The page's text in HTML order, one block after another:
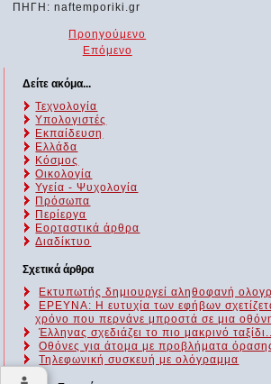
ΠΗΓΗ: naftemporiki.gr
Προηγούμενο
Επόμενο
Δείτε ακόμα...
Τεχνολογία
Υπολογιστές
Εκπαίδευση
Ελλάδα
Κόσμος
Οικολογία
Υγεία - Ψυχολογία
Πρόσωπα
Περίεργα
Εορταστικά άρθρα
Διαδίκτυο
Σχετικά άρθρα
Εκτυπωτής δημιουργεί αληθοφανή
ΕΡΕΥΝΑ: Η ευτυχία των εφήβων
χρόνο που περνάνε μπροστά σε μια
Έλληνας σχεδιάζει το πιο μακρινό
Οθόνες για άτομα με προβλήματα
Τηλεφωνική συσκευή με ολόγραμμα